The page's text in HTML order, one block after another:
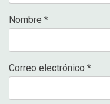
Nombre *
Correo electrónico *